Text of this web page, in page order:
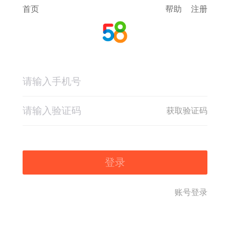
首页 帮助 注册
获取验证码
登录
账号登录